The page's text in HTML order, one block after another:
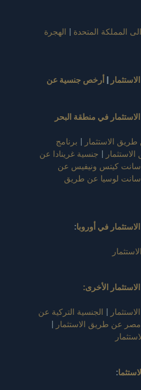
المملكة المتحدة | الهجرة
| أرخص جنسية عن
في منطقة البحر
طريق الاستثمار | برنامج
| جنسية غرينادا عن
كيتس ونيفيس عن
لوسيا عن طريق
في أوروبا:
الأخرى:
| الجنسية التركية عن
عن طريق الاستثمار |
: